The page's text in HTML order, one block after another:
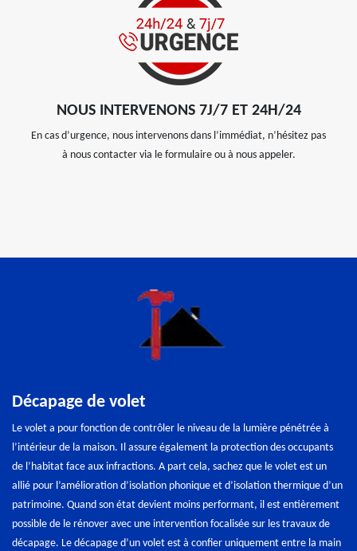
NOUS INTERVENONS 7J/7 ET 24H/24
En cas d’urgence, nous intervenons dans l’immédiat, n’hésitez pas
à nous contacter via le formulaire ou à nous appeler.
Décapage de volet
Le volet a pour fonction de contrôler le niveau de la lumière pénétrée à
l’intérieur de la maison. Il assure également la protection des occupants
de l’habitat face aux infractions. A part cela, sachez que le volet est un
allié pour l’amélioration d’isolation phonique et d’isolation thermique d’un
patrimoine. Quand son état devient moins performant, il est entièrement
possible de le rénover avec une intervention focalisée sur les travaux de
décapage. Le décapage d’un volet est à confier uniquement entre la main